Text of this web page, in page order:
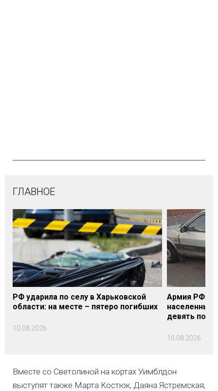
ГЛАВНОЕ
РФ ударила по селу в Харьковской
области: на месте – пятеро погибших
10.08.2026
Армия РФ за
населенных
девять
10.08.2026
Вместе со Светолиной на кортах Уимблдон
выступят также Марта Костюк, Даяна Ястремская,